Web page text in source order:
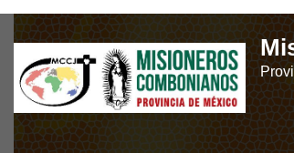
Skip
content